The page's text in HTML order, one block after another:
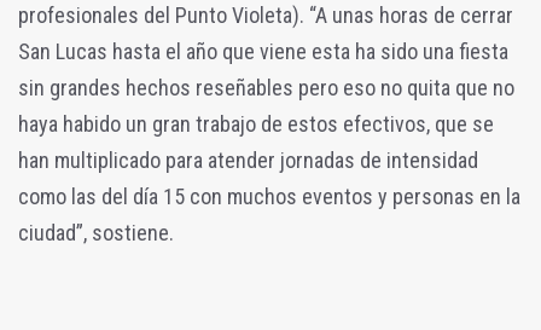
profesionales del Punto Violeta). “A unas horas de cerrar
San Lucas hasta el año que viene esta ha sido una fiesta
sin grandes hechos reseñables pero eso no quita que no
haya habido un gran trabajo de estos efectivos, que se
han multiplicado para atender jornadas de intensidad
como las del día 15 con muchos eventos y personas en la
ciudad”, sostiene.